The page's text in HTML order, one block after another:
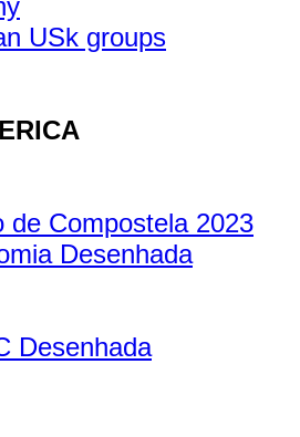
groups
de Compostela 2023
Desenhada
Desenhada